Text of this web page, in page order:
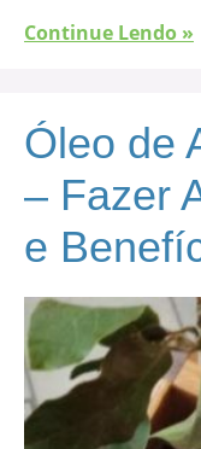
Continue Lendo »
Óleo de
– Fazer
e